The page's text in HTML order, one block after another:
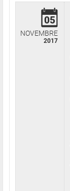
05
NOVEMBRE
2017